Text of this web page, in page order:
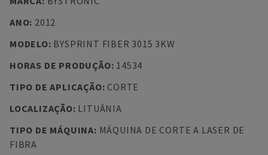
ANO: 2012
MODELO: BYSPRINT FIBER 3015 3KW
HORAS DE PRODUÇÃO: 14534
TIPO DE APLICAÇÃO: CORTE
LOCALIZAÇÃO: LITUÂNIA
TIPO DE MÁQUINA: MÁQUINA DE CORTE A LASER DE
FIBRA